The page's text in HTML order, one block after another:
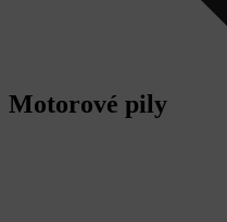
Motorové pily